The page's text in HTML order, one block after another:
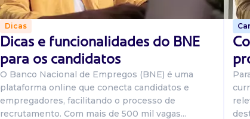
Dicas
Dicas e funcionalidades do BNE
para os candidatos
O Banco Nacional de Empregos (BNE) é uma
plataforma online que conecta candidatos e
empregadores, facilitando o processo de
recrutamento. Com mais de 500 mil vagas...